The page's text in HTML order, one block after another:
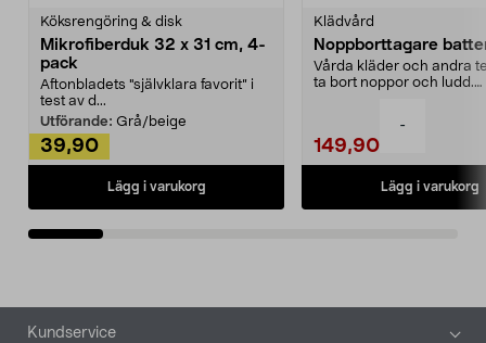
-
Köksrengöring & disk
Mikrofiberduk 32 x 31 cm, 4-
pack
Aftonbladets "självklara favorit” i
test av d...
Utförande: Grå/beige
39,90
Lägg i varukorg
Klädvård
Noppborttagare
Vårda kläder och andra
ta bort noppor och ludd.
149,90
Lägg i varukorg
Sidfot
Kundservice